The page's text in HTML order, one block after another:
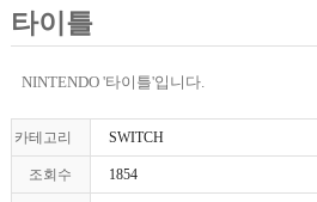
타이틀
NINTENDO '타이틀'입니다.
카테고리 SWITCH
조회수 1854